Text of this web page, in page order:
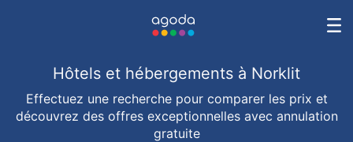
Hôtels et hébergements à Norklit
Effectuez une recherche pour comparer les prix et
découvrez des offres exceptionnelles avec annulation
gratuite